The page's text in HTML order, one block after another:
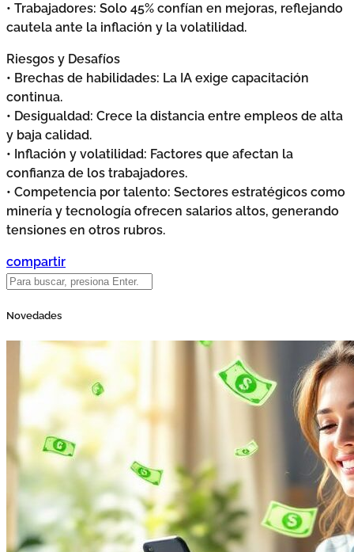
• Trabajadores: Solo 45% confían en mejoras, reflejando
cautela ante la inflación y la volatilidad.
Riesgos y Desafíos
• Brechas de habilidades: La IA exige capacitación
continua.
• Desigualdad: Crece la distancia entre empleos de alta
y baja calidad.
• Inflación y volatilidad: Factores que afectan la
confianza de los trabajadores.
• Competencia por talento: Sectores estratégicos como
minería y tecnología ofrecen salarios altos, generando
tensiones en otros rubros.
compartir
Novedades